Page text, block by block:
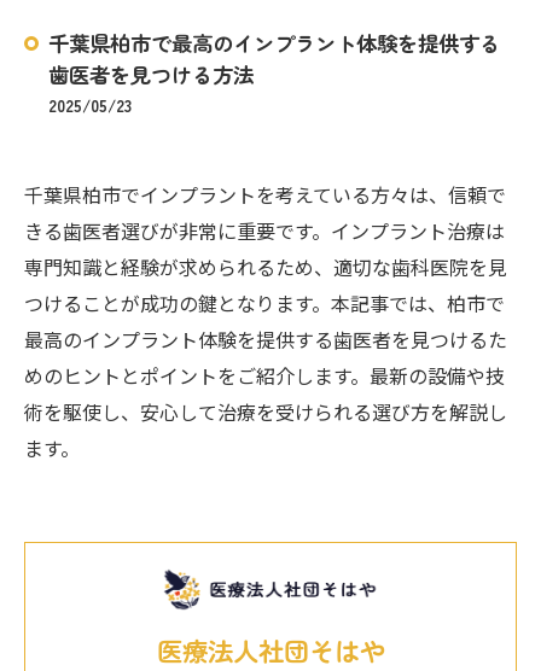
千葉県柏市で最高のインプラント体験を提供する
歯医者を見つける方法
2025/05/23
千葉県柏市でインプラントを考えている方々は、信頼で
きる歯医者選びが非常に重要です。インプラント治療は
専門知識と経験が求められるため、適切な歯科医院を見
つけることが成功の鍵となります。本記事では、柏市で
最高のインプラント体験を提供する歯医者を見つけるた
めのヒントとポイントをご紹介します。最新の設備や技
術を駆使し、安心して治療を受けられる選び方を解説し
ます。
医療法人社団そはや